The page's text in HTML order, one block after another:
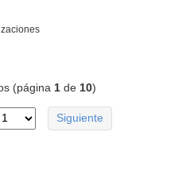
(página 1 de 10)
Siguiente